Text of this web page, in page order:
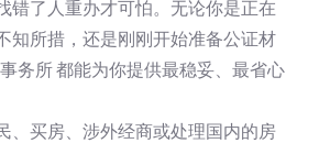
错了人重办才可怕。无论你是正在
知所措，还是刚刚开始准备公证材
务所 都能为你提供最稳妥、最省心
、买房、涉外经商或处理国内的房